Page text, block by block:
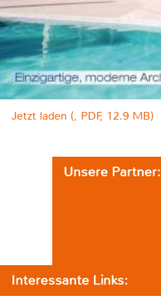
Jetzt laden (, PDF, 12.9 MB)
Unsere Partner:
Interessante Links: